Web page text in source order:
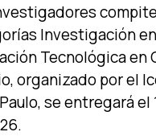
Investigación
Tecnológica en
organizado por el
se entregará el